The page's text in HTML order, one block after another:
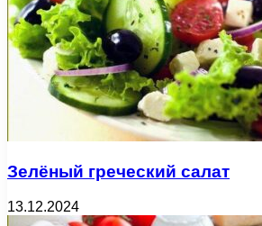
Зелёный греческий салат
13.12.2024